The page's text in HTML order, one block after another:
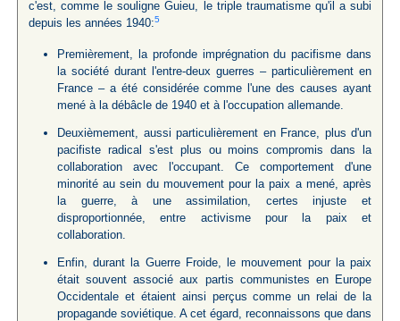
c'est, comme le souligne Guieu, le triple traumatisme qu'il a subi
depuis les années 1940:5
Premièrement, la profonde imprégnation du pacifisme dans
la société durant l'entre-deux guerres – particulièrement en
France – a été considérée comme l'une des causes ayant
mené à la débâcle de 1940 et à l'occupation allemande.
Deuxièmement, aussi particulièrement en France, plus d'un
pacifiste radical s'est plus ou moins compromis dans la
collaboration avec l'occupant. Ce comportement d'une
minorité au sein du mouvement pour la paix a mené, après
la guerre, à une assimilation, certes injuste et
disproportionnée, entre activisme pour la paix et
collaboration.
Enfin, durant la Guerre Froide, le mouvement pour la paix
était souvent associé aux partis communistes en Europe
Occidentale et étaient ainsi perçus comme un relai de la
propagande soviétique. A cet égard, reconnaissons que dans